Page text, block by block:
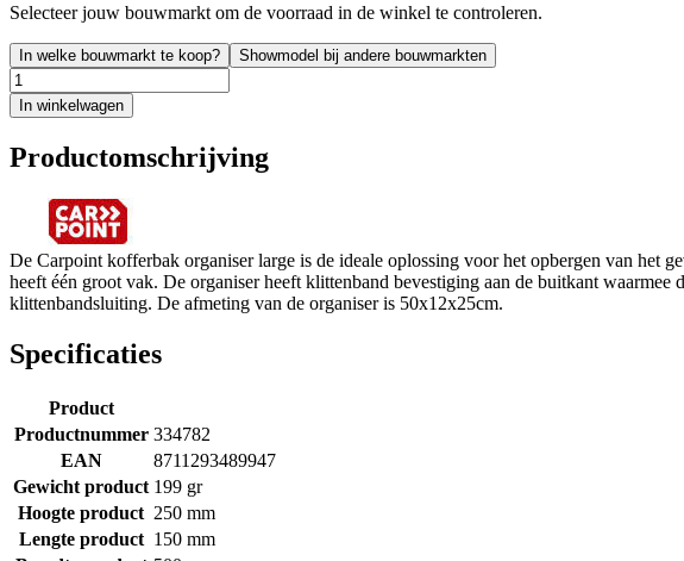
Selecteer jouw bouwmarkt om de voorraad in de winkel te controleren.
In welke bouwmarkt te koop? Showmodel bij andere bouwmarkten
In winkelwagen
Productomschrijving
De Carpoint kofferbak organiser large is de ideale oplossing voor het opbergen van het
heeft één groot vak. De organiser heeft klittenband bevestiging aan de buitkant
klittenbandsluiting. De afmeting van de organiser is 50x12x25cm.
Specificaties
Product
Productnummer 334782
EAN
8711293489947
Gewicht product 199 gr
Hoogte product 250 mm
Lengte product 150 mm